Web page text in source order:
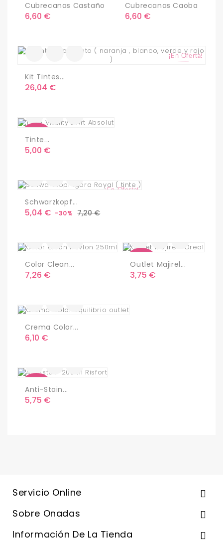
Cubrecanas Castaño
Precio
6,60 €
Cubrecanas Caoba
Precio
6,60 €
¡En Oferta!
Kit Tintes...
Precio
26,04 €
Tinte...
Precio
5,00 €
¡En Oferta!
Schwarzkopf...
Precio
5,04 € -30% Precio
7,20 €
Color Clean...
Precio
7,26 €
Outlet Majirel...
Precio
3,75 €
Crema Color...
Precio
6,10 €
Anti-Stain...
Precio
5,75 €
Servicio Online 
Sobre Onadas 
Información De La Tienda 